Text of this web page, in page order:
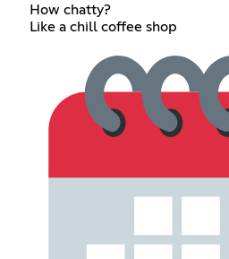
How chatty?
Like a chill coffee shop